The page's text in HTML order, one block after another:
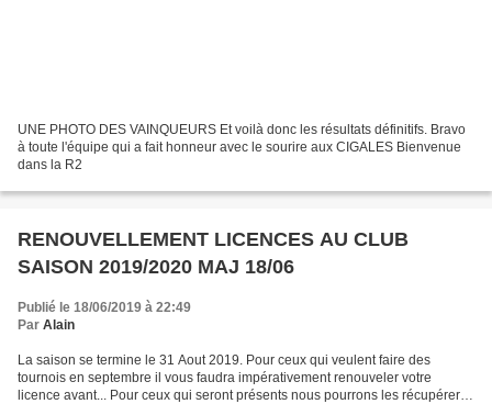
UNE PHOTO DES VAINQUEURS Et voilà donc les résultats définitifs. Bravo
à toute l'équipe qui a fait honneur avec le sourire aux CIGALES Bienvenue
dans la R2
RENOUVELLEMENT LICENCES AU CLUB
SAISON 2019/2020 MAJ 18/06
Publié le 18/06/2019 à 22:49
Par Alain
La saison se termine le 31 Aout 2019. Pour ceux qui veulent faire des
tournois en septembre il vous faudra impérativement renouveler votre
licence avant... Pour ceux qui seront présents nous pourrons les récupérer